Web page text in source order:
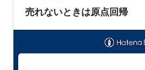
売れないときは原点回帰